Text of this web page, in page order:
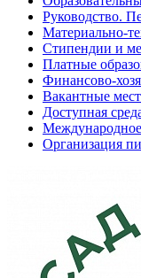
Руководство.
Материально-
Стипендии и
Платные
Финансово-
Вакантные
Доступная
Международное
Организация